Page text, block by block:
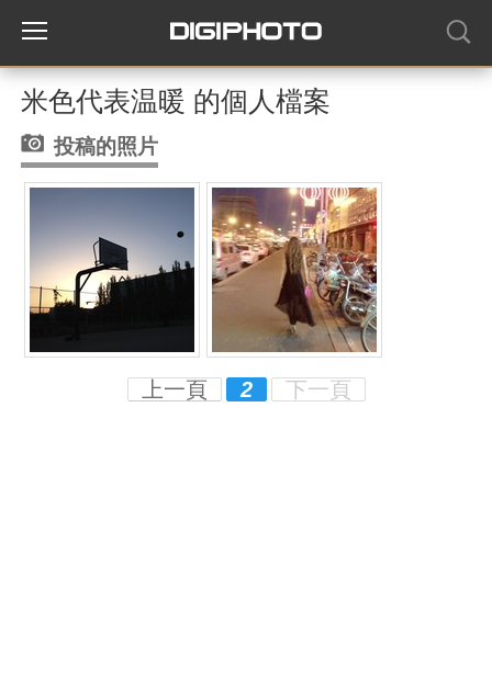
米色代表温暖 的個人檔案
投稿的照片
上一頁 2 下一頁